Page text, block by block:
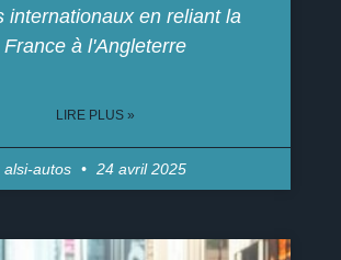
internationaux en reliant la
France à l'Angleterre
LIRE PLUS »
alsi-autos 24 avril 2025